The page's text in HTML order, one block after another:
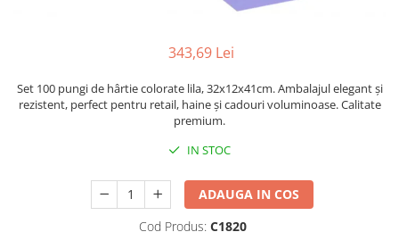
Cutii Fast Food Generic
Triunghiuri si accesorii pizza
343,69 Lei
Set 100 pungi de hârtie colorate lila, 32x12x41cm. Ambalajul elegant și
rezistent, perfect pentru retail, haine și cadouri voluminoase. Calitate
premium.
IN STOC
ADAUGA IN COS
Cod Produs: C1820